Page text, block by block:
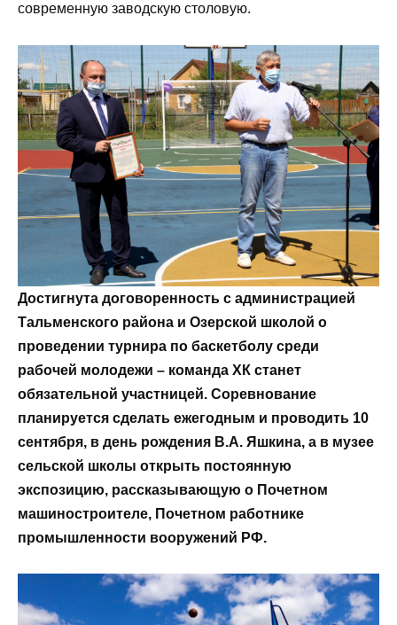
современную заводскую столовую.
Достигнута договоренность с администрацией
Тальменского района и Озерской школой о
проведении турнира по баскетболу среди
рабочей молодежи – команда ХК станет
обязательной участницей. Соревнование
планируется сделать ежегодным и проводить 10
сентября, в день рождения В.А. Яшкина, а в музее
сельской школы открыть постоянную
экспозицию, рассказывающую о Почетном
машиностроителе, Почетном работнике
промышленности вооружений РФ.